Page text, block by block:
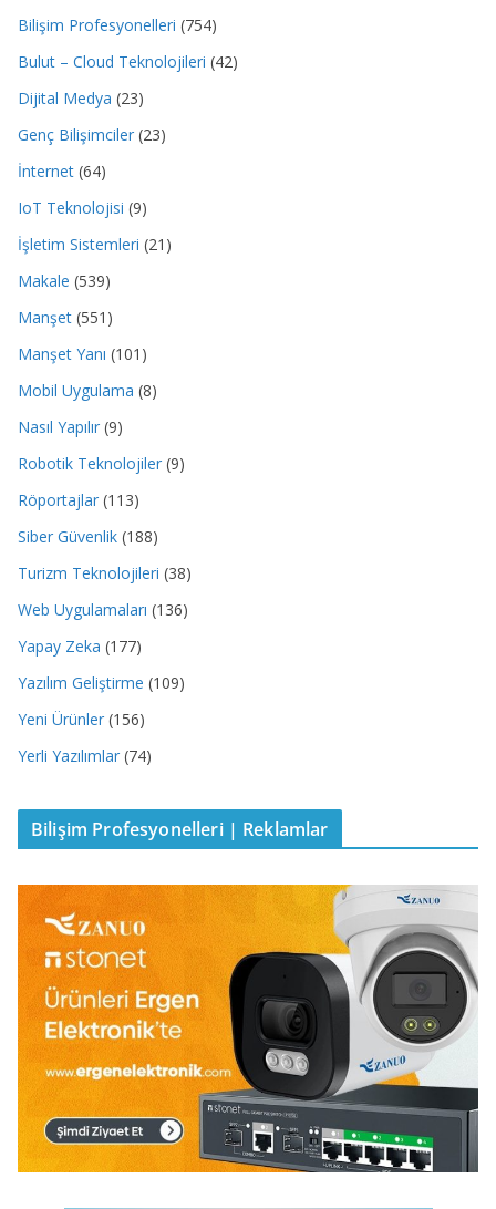
Bilişim Profesyonelleri (754)
Bulut – Cloud Teknolojileri (42)
Dijital Medya (23)
Genç Bilişimciler (23)
İnternet (64)
IoT Teknolojisi (9)
İşletim Sistemleri (21)
Makale (539)
Manşet (551)
Manşet Yanı (101)
Mobil Uygulama (8)
Nasıl Yapılır (9)
Robotik Teknolojiler (9)
Röportajlar (113)
Siber Güvenlik (188)
Turizm Teknolojileri (38)
Web Uygulamaları (136)
Yapay Zeka (177)
Yazılım Geliştirme (109)
Yeni Ürünler (156)
Yerli Yazılımlar (74)
Bilişim Profesyonelleri | Reklamlar